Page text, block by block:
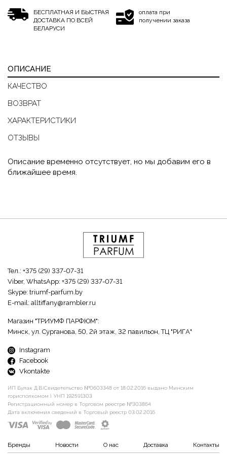
БЕСПЛАТНАЯ И БЫСТРАЯ
ДОСТАВКА ПО ВСЕЙ
БЕЛАРУСИ
оплата при
получении заказа
ОПИСАНИЕ
КАЧЕСТВО
ВОЗВРАТ
ХАРАКТЕРИСТИКИ
ОТЗЫВЫ
Описание временно отсутствует, но мы добавим его в
ближайшее время.
Тел.: +375 (29) 337-07-31
Viber, WhatsApp: +375 (29) 337-07-31
Skype: triumf-parfum.by
E-mail: alltiffany@rambler.ru
Магазин "ТРИУМФ ПАРФЮМ":
Минск, ул. Сурганова, 50, 2й этаж, 32 павильон, ТЦ "РИГА"
Instagram
Facebook
Vkontakte
ИП Булак Д.В.(Свидетельство №0603348 от 18.02.2016 выдано Минским
горисполкомом ). УНП 192591303
Регистрационный номер в Торговом реестре №303864
Дата включения сведений в Торговый реестр 03.02.2016
Бренды Новости О нас Доставка Контакты